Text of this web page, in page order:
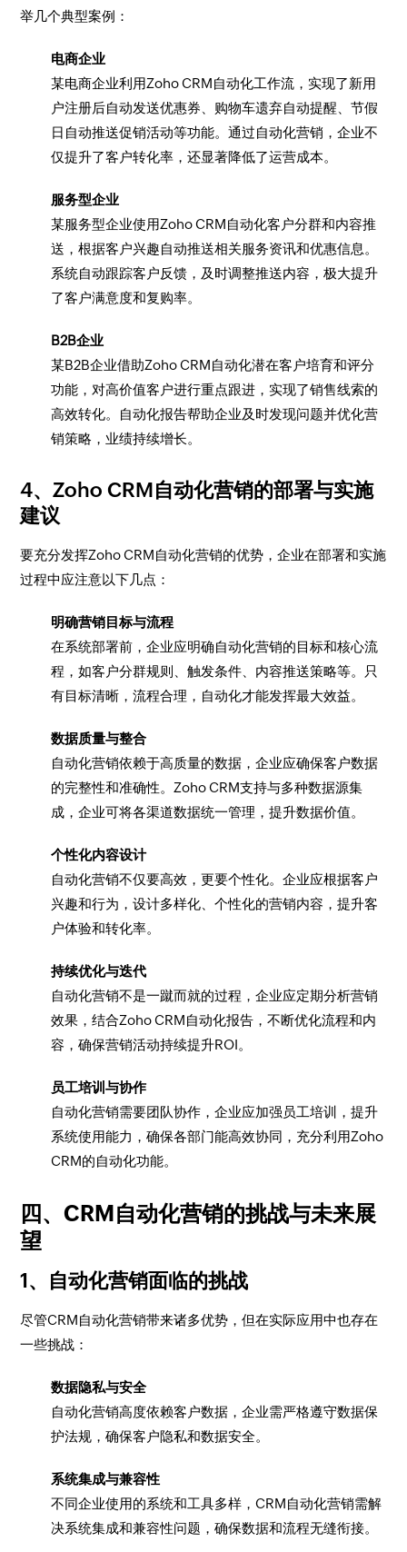
举几个典型案例：
电商企业
某电商企业利用Zoho CRM自动化工作流，实现了新用
户注册后自动发送优惠券、购物车遗弃自动提醒、节假
日自动推送促销活动等功能。通过自动化营销，企业不
仅提升了客户转化率，还显著降低了运营成本。
服务型企业
某服务型企业使用Zoho CRM自动化客户分群和内容推
送，根据客户兴趣自动推送相关服务资讯和优惠信息。
系统自动跟踪客户反馈，及时调整推送内容，极大提升
了客户满意度和复购率。
B2B企业
某B2B企业借助Zoho CRM自动化潜在客户培育和评分
功能，对高价值客户进行重点跟进，实现了销售线索的
高效转化。自动化报告帮助企业及时发现问题并优化营
销策略，业绩持续增长。
4、Zoho CRM自动化营销的部署与实施
建议
要充分发挥Zoho CRM自动化营销的优势，企业在部署和实施
过程中应注意以下几点：
明确营销目标与流程
在系统部署前，企业应明确自动化营销的目标和核心流
程，如客户分群规则、触发条件、内容推送策略等。只
有目标清晰，流程合理，自动化才能发挥最大效益。
数据质量与整合
自动化营销依赖于高质量的数据，企业应确保客户数据
的完整性和准确性。Zoho CRM支持与多种数据源集
成，企业可将各渠道数据统一管理，提升数据价值。
个性化内容设计
自动化营销不仅要高效，更要个性化。企业应根据客户
兴趣和行为，设计多样化、个性化的营销内容，提升客
户体验和转化率。
持续优化与迭代
自动化营销不是一蹴而就的过程，企业应定期分析营销
效果，结合Zoho CRM自动化报告，不断优化流程和内
容，确保营销活动持续提升ROI。
员工培训与协作
自动化营销需要团队协作，企业应加强员工培训，提升
系统使用能力，确保各部门能高效协同，充分利用Zoho
CRM的自动化功能。
四、CRM自动化营销的挑战与未来展
望
1、自动化营销面临的挑战
尽管CRM自动化营销带来诸多优势，但在实际应用中也存在
一些挑战：
数据隐私与安全
自动化营销高度依赖客户数据，企业需严格遵守数据保
护法规，确保客户隐私和数据安全。
系统集成与兼容性
不同企业使用的系统和工具多样，CRM自动化营销需解
决系统集成和兼容性问题，确保数据和流程无缝衔接。